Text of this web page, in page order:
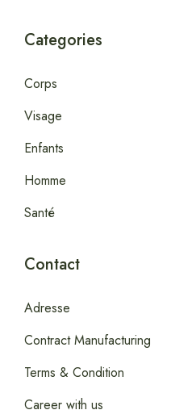
Categories
Corps
Visage
Enfants
Homme
Santé
Contact
Adresse
Contract Manufacturing
Terms & Condition
Career with us